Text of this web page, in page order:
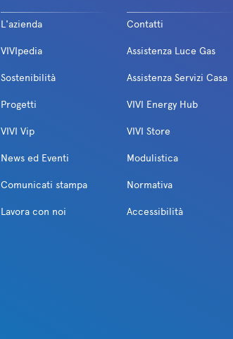
L'azienda
VIVIpedia
Sostenibilità
Progetti
VIVI Vip
News ed Eventi
Comunicati stampa
Lavora con noi
Contatti
Assistenza Luce Gas
Assistenza Servizi Casa
VIVI Energy Hub
VIVI Store
Modulistica
Normativa
Accessibilità